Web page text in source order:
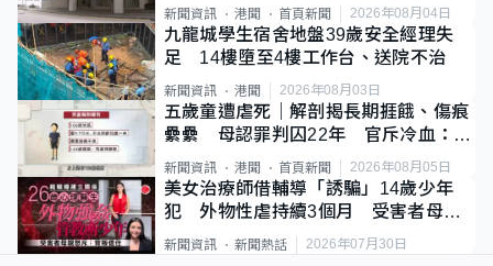
新聞資訊 港聞 首頁新聞 2026年08月04日
九龍城學生宿舍地盤39歲安全經理失
足 14樓墮至4樓工作台、送院不治
新聞資訊 港聞 2026年08月03日
五歲童遭虐死｜解剖揭長期捱餓、傷痕
纍纍 母認罪判囚22年 官斥冷血：同
類案最惡劣
新聞資訊 港聞 首頁新聞 2026年08月05日
美女治療師借輔導「誘騙」14歲少年
犯 外物性虐持續3個月 受害者母：
要保護其他人
新聞資訊 新聞熱話 2026年07月30日